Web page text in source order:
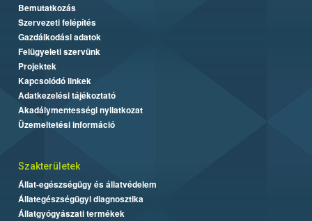
Bemutatkozás
Szervezeti felépítés
Gazdálkodási adatok
Felügyeleti szervünk
Projektek
Kapcsolódó linkek
Adatkezelési tájékoztató
Akadálymentességi nyilatkozat
Üzemeltetési információ
Szakterületek
Állat-egészségügy és állatvédelem
Állategészségügyi diagnosztika
Állatgyógyászati termékek